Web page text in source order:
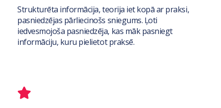
Strukturēta informācija, teorija iet kopā ar praksi,
pasniedzējas pārliecinošs sniegums. Ļoti
iedvesmojoša pasniedzēja, kas māk pasniegt
informāciju, kuru pielietot praksē.